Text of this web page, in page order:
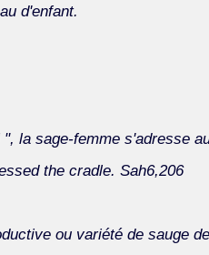
d'enfant.
la sage-femme s'adresse
the cradle. Sah6,206
ou variété de sauge de